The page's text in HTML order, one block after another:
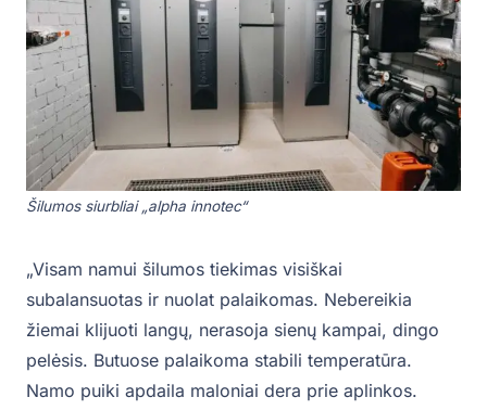
Šilumos siurbliai „alpha innotec“
„Visam namui šilumos tiekimas visiškai
subalansuotas ir nuolat palaikomas. Nebereikia
žiemai klijuoti langų, nerasoja sienų kampai, dingo
pelėsis. Butuose palaikoma stabili temperatūra.
Namo puiki apdaila maloniai dera prie aplinkos.